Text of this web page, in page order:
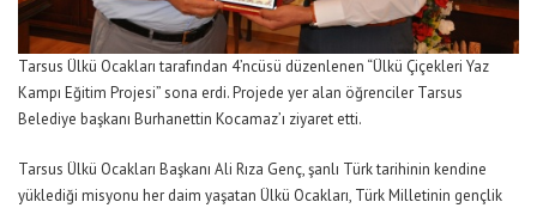
Tarsus Ülkü Ocakları tarafından 4’ncüsü düzenlenen “Ülkü Çiçekleri Yaz
Kampı Eğitim Projesi” sona erdi. Projede yer alan öğrenciler Tarsus
Belediye başkanı Burhanettin Kocamaz’ı ziyaret etti.
Tarsus Ülkü Ocakları Başkanı Ali Rıza Genç, şanlı Türk tarihinin kendine
yüklediği misyonu her daim yaşatan Ülkü Ocakları, Türk Milletinin gençlik